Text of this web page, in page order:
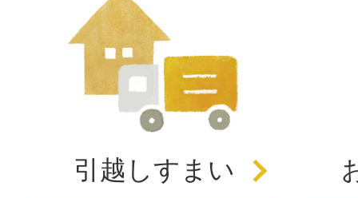
引越しすまい